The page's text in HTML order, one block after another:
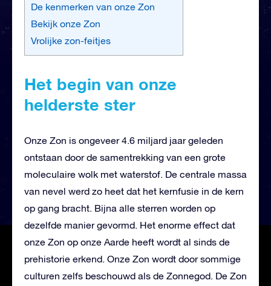
De kenmerken van onze Zon
Bekijk onze Zon
Vrolijke zon-feitjes
Het begin van onze
helderste ster
Onze Zon is ongeveer 4.6 miljard jaar geleden
ontstaan door de samentrekking van een grote
moleculaire wolk met waterstof. De centrale massa
van nevel werd zo heet dat het kernfusie in de kern
op gang bracht. Bijna alle sterren worden op
dezelfde manier gevormd. Het enorme effect dat
onze Zon op onze Aarde heeft wordt al sinds de
prehistorie erkend. Onze Zon wordt door sommige
culturen zelfs beschouwd als de Zonnegod. De Zon